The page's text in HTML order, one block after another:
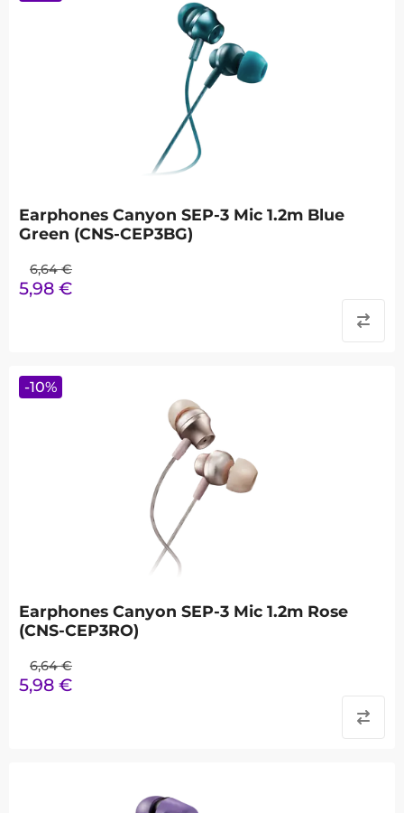
Earphones Canyon SEP-3 Mic 1.2m Blue
Green (CNS-CEP3BG)
6,64 €
5,98 €
Earphones Canyon SEP-3 Mic 1.2m Rose
(CNS-CEP3RO)
6,64 €
5,98 €
-10%